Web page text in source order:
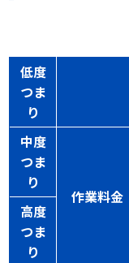
低度
つま
り
中度
つま
り
作業料金
高度
つま
り